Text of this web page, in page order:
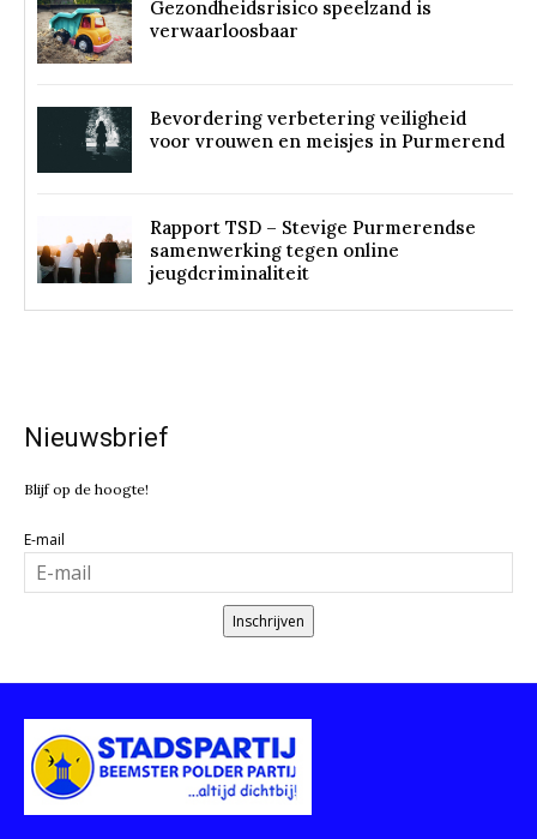
Gezondheidsrisico speelzand is
verwaarloosbaar
Bevordering verbetering veiligheid
voor vrouwen en meisjes in Purmerend
Rapport TSD – Stevige Purmerendse
samenwerking tegen online
jeugdcriminaliteit
Nieuwsbrief
Blijf op de hoogte!
E-mail
Inschrijven